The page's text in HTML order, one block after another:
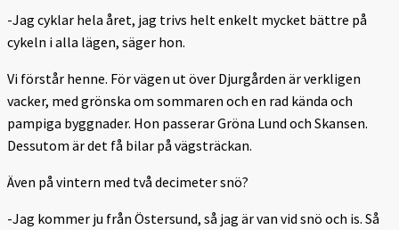
-Jag cyklar hela året, jag trivs helt enkelt mycket bättre på
cykeln i alla lägen, säger hon.
Vi förstår henne. För vägen ut över Djurgården är verkligen
vacker, med grönska om sommaren och en rad kända och
pampiga byggnader. Hon passerar Gröna Lund och Skansen.
Dessutom är det få bilar på vägsträckan.
Även på vintern med två decimeter snö?
-Jag kommer ju från Östersund, så jag är van vid snö och is. Så